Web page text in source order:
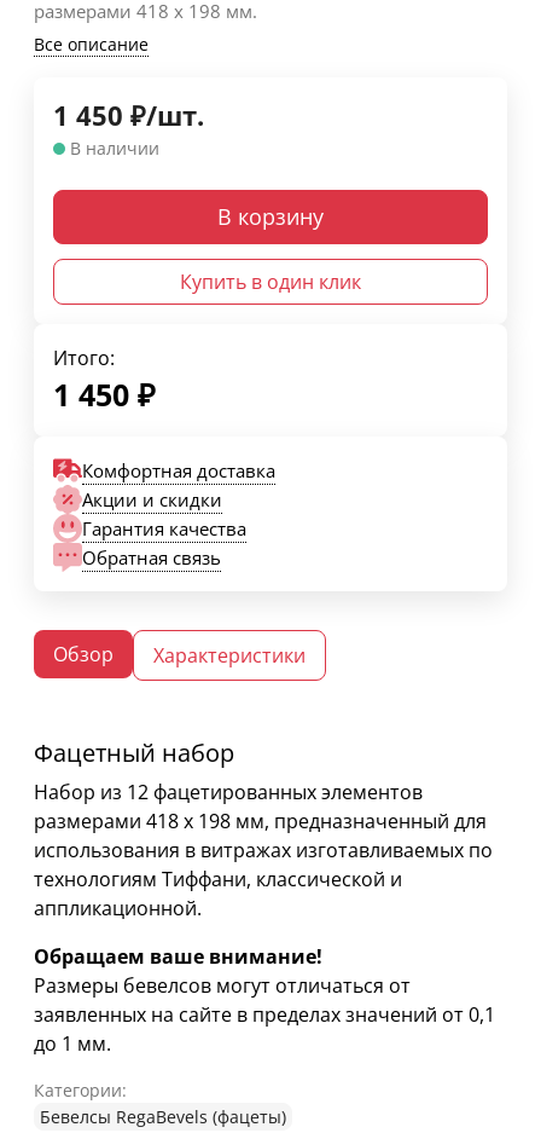
размерами 418 х 198 мм.
Все описание
1 450 ₽/шт.
В наличии
В корзину
Купить в один клик
Итого:
1 450 ₽
Комфортная доставка
Акции и скидки
Гарантия качества
Обратная связь
Обзор Характеристики
Фацетный набор
Набор из 12 фацетированных элементов
размерами 418 х 198 мм, предназначенный для
использования в витражах изготавливаемых по
технологиям Тиффани, классической и
аппликационной.
Обращаем ваше внимание!
Размеры бевелсов могут отличаться от
заявленных на сайте в пределах значений от 0,1
до 1 мм.
Категории:
Бевелсы RegaBevels (фацеты)